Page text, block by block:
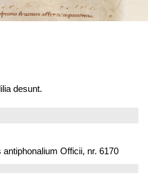
desunt.
Officii, nr. 6170